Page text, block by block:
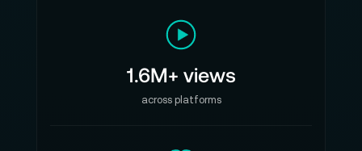
1.6M+ views
across platforms